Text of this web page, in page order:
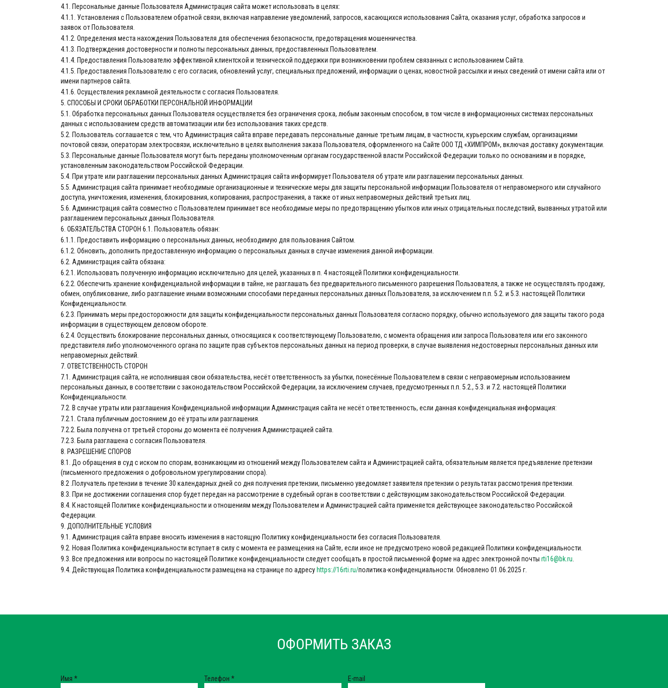
4.1. Персональные данные Пользователя Администрация сайта может использовать в целях:
4.1.1. Установления с Пользователем обратной связи, включая направление уведомлений, запросов, касающихся использования Сайта, оказания услуг, обработка запросов и
заявок от Пользователя.
4.1.2. Определения места нахождения Пользователя для обеспечения безопасности, предотвращения мошенничества.
4.1.3. Подтверждения достоверности и полноты персональных данных, предоставленных Пользователем.
4.1.4. Предоставления Пользователю эффективной клиентской и технической поддержки при возникновении проблем связанных с использованием Сайта.
4.1.5. Предоставления Пользователю с его согласия, обновлений услуг, специальных предложений, информации о ценах, новостной рассылки и иных сведений от имени сайта или от
имени партнеров сайта.
4.1.6. Осуществления рекламной деятельности с согласия Пользователя.
5. СПОСОБЫ И СРОКИ ОБРАБОТКИ ПЕРСОНАЛЬНОЙ ИНФОРМАЦИИ
5.1. Обработка персональных данных Пользователя осуществляется без ограничения срока, любым законным способом, в том числе в информационных системах персональных
данных с использованием средств автоматизации или без использования таких средств.
5.2. Пользователь соглашается с тем, что Администрация сайта вправе передавать персональные данные третьим лицам, в частности, курьерским службам, организациями
почтовой связи, операторам электросвязи, исключительно в целях выполнения заказа Пользователя, оформленного на Сайте ООО ТД «ХИМПРОМ», включая доставку документации.
5.3. Персональные данные Пользователя могут быть переданы уполномоченным органам государственной власти Российской Федерации только по основаниям и в порядке,
установленным законодательством Российской Федерации.
5.4. При утрате или разглашении персональных данных Администрация сайта информирует Пользователя об утрате или разглашении персональных данных.
5.5. Администрация сайта принимает необходимые организационные и технические меры для защиты персональной информации Пользователя от неправомерного или случайного
доступа, уничтожения, изменения, блокирования, копирования, распространения, а также от иных неправомерных действий третьих лиц.
5.6. Администрация сайта совместно с Пользователем принимает все необходимые меры по предотвращению убытков или иных отрицательных последствий, вызванных утратой или
разглашением персональных данных Пользователя.
6. ОБЯЗАТЕЛЬСТВА СТОРОН 6.1. Пользователь обязан:
6.1.1. Предоставить информацию о персональных данных, необходимую для пользования Сайтом.
6.1.2. Обновить, дополнить предоставленную информацию о персональных данных в случае изменения данной информации.
6.2. Администрация сайта обязана:
6.2.1. Использовать полученную информацию исключительно для целей, указанных в п. 4 настоящей Политики конфиденциальности.
6.2.2. Обеспечить хранение конфиденциальной информации в тайне, не разглашать без предварительного письменного разрешения Пользователя, а также не осуществлять продажу,
обмен, опубликование, либо разглашение иными возможными способами переданных персональных данных Пользователя, за исключением п.п. 5.2. и 5.3. настоящей Политики
Конфиденциальности.
6.2.3. Принимать меры предосторожности для защиты конфиденциальности персональных данных Пользователя согласно порядку, обычно используемого для защиты такого рода
информации в существующем деловом обороте.
6.2.4. Осуществить блокирование персональных данных, относящихся к соответствующему Пользователю, с момента обращения или запроса Пользователя или его законного
представителя либо уполномоченного органа по защите прав субъектов персональных данных на период проверки, в случае выявления недостоверных персональных данных или
неправомерных действий.
7. ОТВЕТСТВЕННОСТЬ СТОРОН
7.1. Администрация сайта, не исполнившая свои обязательства, несёт ответственность за убытки, понесённые Пользователем в связи с неправомерным использованием
персональных данных, в соответствии с законодательством Российской Федерации, за исключением случаев, предусмотренных п.п. 5.2., 5.3. и 7.2. настоящей Политики
Конфиденциальности.
7.2. В случае утраты или разглашения Конфиденциальной информации Администрация сайта не несёт ответственность, если данная конфиденциальная информация:
7.2.1. Стала публичным достоянием до её утраты или разглашения.
7.2.2. Была получена от третьей стороны до момента её получения Администрацией сайта.
7.2.3. Была разглашена с согласия Пользователя.
8. РАЗРЕШЕНИЕ СПОРОВ
8.1. До обращения в суд с иском по спорам, возникающим из отношений между Пользователем сайта и Администрацией сайта, обязательным является предъявление претензии
(письменного предложения о добровольном урегулировании спора).
8.2 .Получатель претензии в течение 30 календарных дней со дня получения претензии, письменно уведомляет заявителя претензии о результатах рассмотрения претензии.
8.3. При не достижении соглашения спор будет передан на рассмотрение в судебный орган в соответствии с действующим законодательством Российской Федерации.
8.4. К настоящей Политике конфиденциальности и отношениям между Пользователем и Администрацией сайта применяется действующее законодательство Российской
Федерации.
9. ДОПОЛНИТЕЛЬНЫЕ УСЛОВИЯ
9.1. Администрация сайта вправе вносить изменения в настоящую Политику конфиденциальности без согласия Пользователя.
9.2. Новая Политика конфиденциальности вступает в силу с момента ее размещения на Сайте, если иное не предусмотрено новой редакцией Политики конфиденциальности.
9.3. Все предложения или вопросы по настоящей Политике конфиденциальности следует сообщать в простой письменной форме на адрес электронной почты rti16@bk.ru
9.4. Действующая Политика конфиденциальности размещена на странице по адресу https://16rti.ru/политика-конфиденциальности. Обновлено 01.06.2025 г.
ОФОРМИТЬ ЗАКАЗ
Имя * Телефон * E-mail